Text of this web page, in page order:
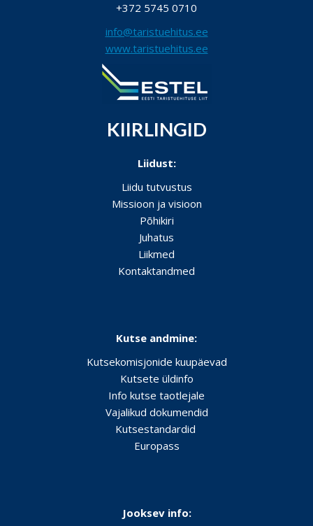
+372 5745 0710
info@taristuehitus.ee
www.taristuehitus.ee
KIIRLINGID
Liidust:
Liidu tutvustus
Missioon ja visioon
Põhikiri
Juhatus
Liikmed
Kontaktandmed
Kutse andmine:
Kutsekomisjonide kuupäevad
Kutsete üldinfo
Info kutse taotlejale
Vajalikud dokumendid
Kutsestandardid
Europass
Jooksev info: